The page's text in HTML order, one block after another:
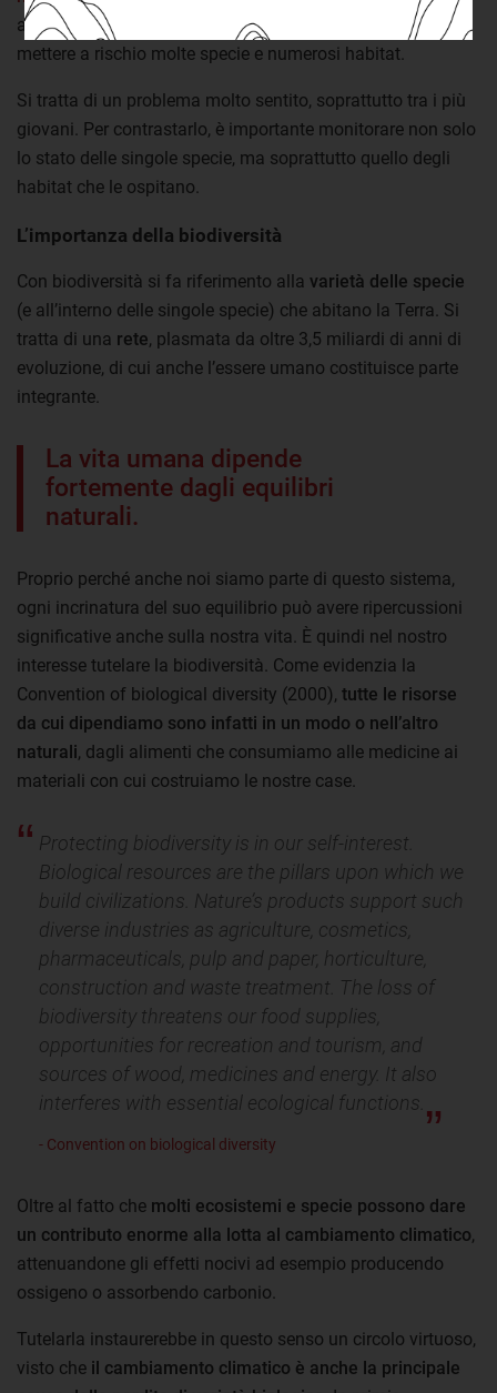
antropica, in modo diretto e non, ha messo e continua a
mettere a rischio molte specie e numerosi habitat.
Si tratta di un problema molto sentito, soprattutto tra i più
giovani. Per contrastarlo, è importante monitorare non solo
lo stato delle singole specie, ma soprattutto quello degli
habitat che le ospitano.
L’importanza della biodiversità
Con biodiversità si fa riferimento alla varietà delle specie
(e all’interno delle singole specie) che abitano la Terra. Si
tratta di una rete, plasmata da oltre 3,5 miliardi di anni di
evoluzione, di cui anche l’essere umano costituisce parte
integrante.
La vita umana dipende
fortemente dagli equilibri
naturali.
Proprio perché anche noi siamo parte di questo sistema,
ogni incrinatura del suo equilibrio può avere ripercussioni
significative anche sulla nostra vita. È quindi nel nostro
interesse tutelare la biodiversità. Come evidenzia la
Convention of biological diversity (2000), tutte le risorse
da cui dipendiamo sono infatti in un modo o nell’altro
naturali, dagli alimenti che consumiamo alle medicine ai
materiali con cui costruiamo le nostre case.
Protecting biodiversity is in our self-interest.
Biological resources are the pillars upon which we
build civilizations. Nature’s products support such
diverse industries as agriculture, cosmetics,
pharmaceuticals, pulp and paper, horticulture,
construction and waste treatment. The loss of
biodiversity threatens our food supplies,
opportunities for recreation and tourism, and
sources of wood, medicines and energy. It also
interferes with essential ecological functions.
- Convention on biological diversity
Oltre al fatto che molti ecosistemi e specie possono dare
un contributo enorme alla lotta al cambiamento climatico,
attenuandone gli effetti nocivi ad esempio producendo
ossigeno o assorbendo carbonio.
Tutelarla instaurerebbe in questo senso un circolo virtuoso,
visto che il cambiamento climatico è anche la principale